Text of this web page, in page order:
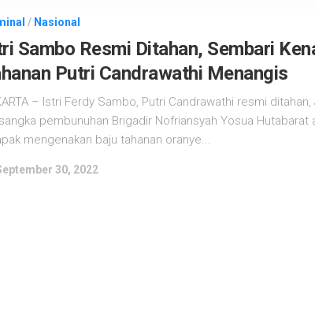
/ Nasional
Sambo Resmi Ditahan, Sembari
Putri Candrawathi Menangis
– Istri Ferdy Sambo, Putri Candrawathi resmi
pembunuhan Brigadir Nofriansyah Yosua Hutabarat
mengenakan baju tahanan oranye...
30, 2022